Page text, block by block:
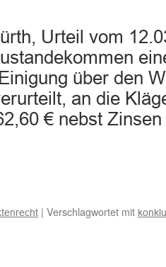
Urteil vom
über den
an die
€ nebst
| Verschlagwortet mit